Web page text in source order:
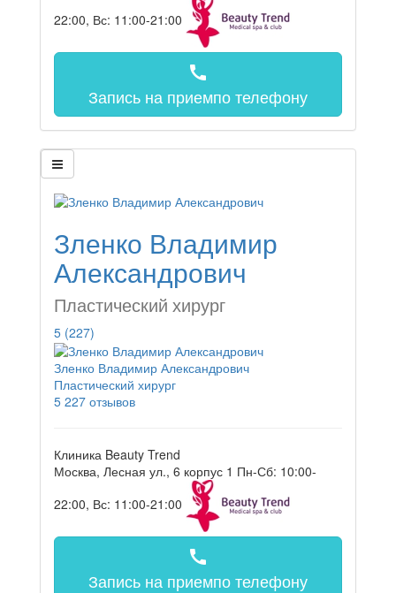
22:00, Вс: 11:00-21:00
call
Запись на приемпо телефону
Зленко Владимир
Александрович
Пластический хирург
5 (227)
Зленко Владимир Александрович
Пластический хирург
5 227 отзывов
Клиника Beauty Trend
Москва, Лесная ул., 6 корпус 1 Пн-Сб: 10:00-
22:00, Вс: 11:00-21:00
call
Запись на приемпо телефону